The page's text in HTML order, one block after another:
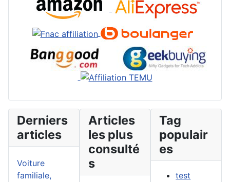
Derniers
articles
Voiture
familiale,
Articles
les plus
consulté
s
Tag
populair
es
test